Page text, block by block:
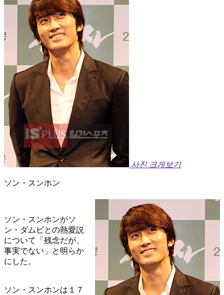
사진 크게보기
ソン・スンホン
ソン・スンホンがソ
ン・ダムビとの熱愛説
について「残念だが、
事実でない」と明らか
にした。
ソン・スンホンは１７